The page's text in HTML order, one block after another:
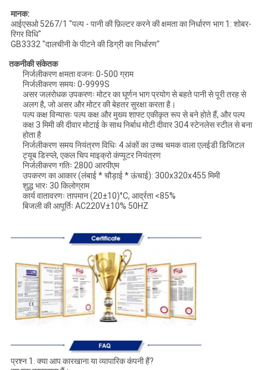
मानक:
आईएसओ 5267/1 "पल्प - पानी की फ़िल्टर करने की क्षमता का निर्धारण भाग 1: शोबर-
रिगर विधि"
GB3332 "दालचीनी के पीटने की डिग्री का निर्धारण"
तकनीकी संकेतक
निर्जलीकरण क्षमता वजनः 0-500 ग्राम
निर्जलीकरण समयः 0-9999S
असर जलरोधक उपकरणः मोटर का घूर्णन भाग प्रयोग से बहते पानी से पूरी तरह से
अलग है, जो असर और मोटर की बेहतर सुरक्षा करता है।
पल्प कक्ष विन्यासः पल्प कक्ष और मुख्य शाफ्ट एकीकृत रूप से बने होते हैं, और पल्प
कक्ष 3 मिमी की दीवार मोटाई के साथ निर्बाध मोटी दीवार 304 स्टेनलेस स्टील से बना
होता है
निर्जलीकरण समय नियंत्रण विधिः 4 अंकों का उच्च चमक वाला एलईडी डिजिटल
ट्यूब डिस्प्ले, एकल चिप माइक्रो कंप्यूटर नियंत्रण
निर्जलीकरण गतिः 2800 आरपीएम
उपकरण का आकार (लंबाई * चौड़ाई * ऊंचाई): 300x320x455 मिमी
शुद्ध भारः 30 किलोग्राम
कार्य वातावरणः तापमान (20±10)°C, आर्द्रता <85%
बिजली की आपूर्तिः AC220V±10% 50HZ
प्रश्न 1. क्या आप कारखाना या व्यापारिक कंपनी हैं?